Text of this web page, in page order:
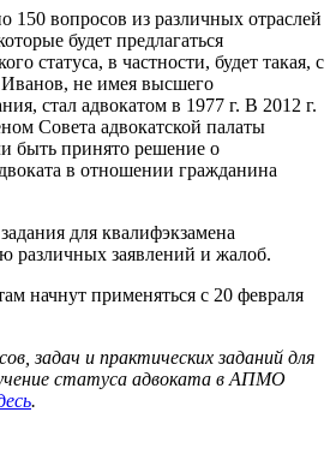
150 вопросов из различных отраслей
будет предлагаться
статуса, в частности, будет такая, с
не имея высшего
стал адвокатом в 1977 г. В 2012 г.
Совета адвокатской палаты
быть принято решение о
в отношении гражданина
для квалифэкзамена
различных заявлений и жалоб.
начнут применяться с 20 февраля
задач и практических заданий для
статуса адвоката в АПМО
.